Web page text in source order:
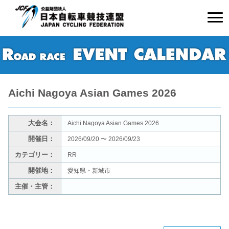
Aichi Nagoya Asian Games 2026
大会名： Aichi Nagoya Asian Games 2026
開催日： 2026/09/20 〜 2026/09/23
カテゴリー： RR
開催地： 愛知県・新城市
主催・主管：